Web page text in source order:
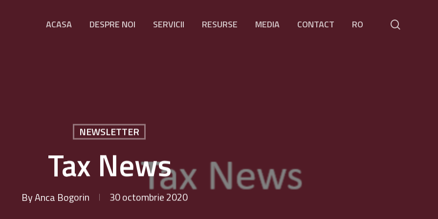
ACASA DESPRE NOI SERVICII RESURSE MEDIA CONTACT RO
NEWSLETTER
Tax News
ByAnca Bogorin 30 octombrie 2020